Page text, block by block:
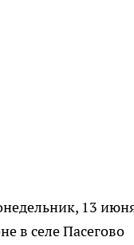
13
в селе Пасегово